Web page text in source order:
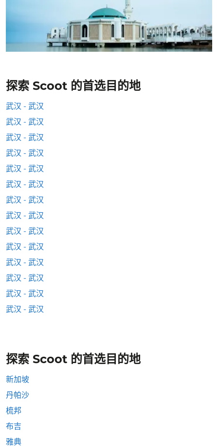
探索 Scoot 的首选目的地
武汉 - 武汉
武汉 - 武汉
武汉 - 武汉
武汉 - 武汉
武汉 - 武汉
武汉 - 武汉
武汉 - 武汉
武汉 - 武汉
武汉 - 武汉
武汉 - 武汉
武汉 - 武汉
武汉 - 武汉
武汉 - 武汉
武汉 - 武汉
探索 Scoot 的首选目的地
新加坡
丹帕沙
梳邦
布吉
雅典